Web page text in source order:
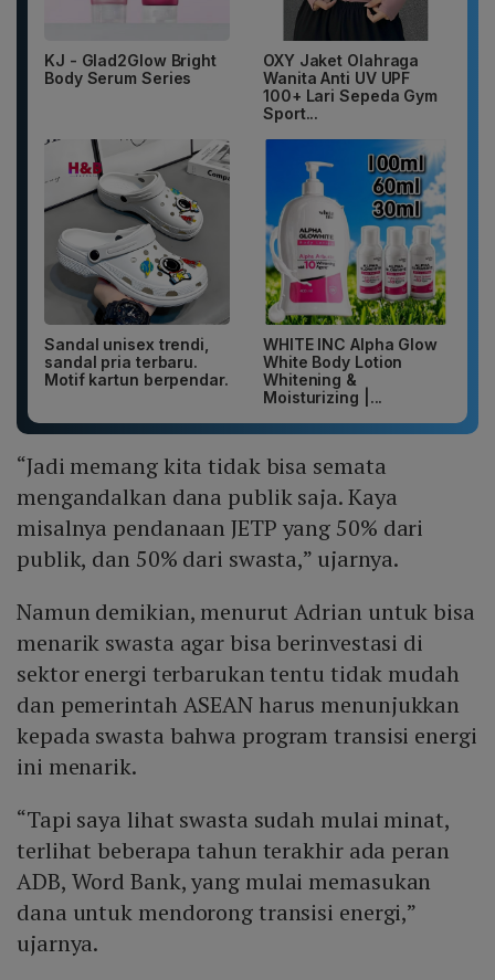
KJ - Glad2Glow Bright
Body Serum Series
OXY Jaket Olahraga
Wanita Anti UV UPF
100+ Lari Sepeda Gym
Sport...
Sandal unisex trendi,
sandal pria terbaru.
Motif kartun berpendar.
WHITE INC Alpha Glow
White Body Lotion
Whitening &
Moisturizing |...
“Jadi memang kita tidak bisa semata
mengandalkan dana publik saja. Kaya
misalnya pendanaan JETP yang 50% dari
publik, dan 50% dari swasta,” ujarnya.
Namun demikian, menurut Adrian untuk bisa
menarik swasta agar bisa berinvestasi di
sektor energi terbarukan tentu tidak mudah
dan pemerintah ASEAN harus menunjukkan
kepada swasta bahwa program transisi energi
ini menarik.
“Tapi saya lihat swasta sudah mulai minat,
terlihat beberapa tahun terakhir ada peran
ADB, Word Bank, yang mulai memasukan
dana untuk mendorong transisi energi,”
ujarnya.